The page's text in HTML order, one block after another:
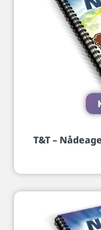
T&T –